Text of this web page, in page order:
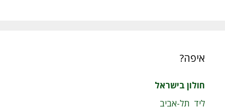
איפה?
חולון בישראל
ליד תל-אביב